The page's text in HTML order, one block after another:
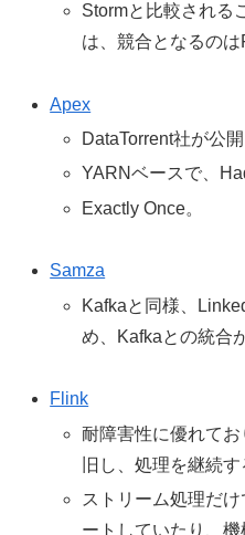
Stormと比較される
は、競合となるのは
Apex
DataTorrent社が公開
YARNベースで、
Exactly Once。
Samza
Kafkaと同様、
め、Kafkaとの統合
Flink
耐障害性に優れて
旧し、処理を継続す
ストリーム処理だ
ートしていたり、